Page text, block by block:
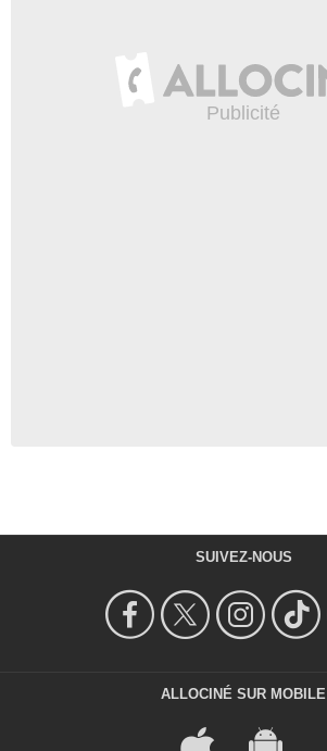
SUIVEZ-NOUS
ALLOCINÉ SUR MOBILE